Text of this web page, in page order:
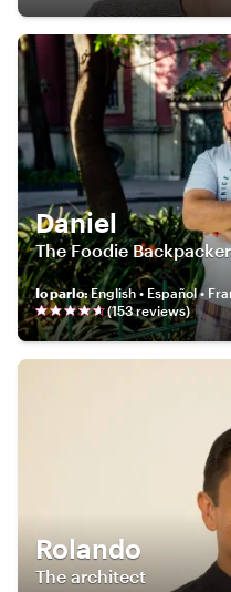
Daniel
The Foodie Backpacker
Io parlo:English • Español •
(153reviews)
Rolando
The architect